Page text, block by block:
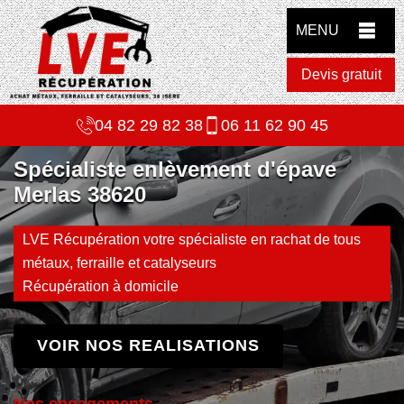
MENU
Devis gratuit
04 82 29 82 38 06 11 62 90 45
Spécialiste enlèvement d'épave
Merlas 38620
LVE Récupération votre spécialiste en rachat de tous
métaux, ferraille et catalyseurs
Récupération à domicile
VOIR NOS REALISATIONS